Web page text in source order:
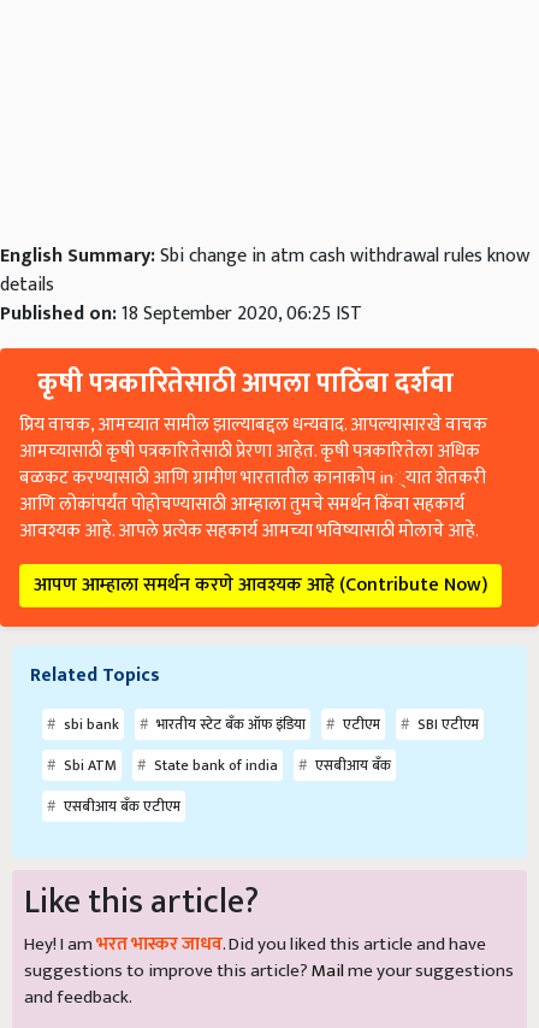
English Summary:Sbi change in atm cash withdrawal rules know
details
Published on:18 September 2020, 06:25 IST
कृषी पत्रकारितेसाठी आपला पाठिंबा दर्शवा
प्रिय वाचक, आमच्यात सामील झाल्याबद्दल धन्यवाद. आपल्यासारखे वाचक
आमच्यासाठी कृषी पत्रकारितेसाठी प्रेरणा आहेत. कृषी पत्रकारितेला अधिक
बळकट करण्यासाठी आणि ग्रामीण भारतातील कानाकोप in्यात शेतकरी
आणि लोकांपर्यंत पोहोचण्यासाठी आम्हाला तुमचे समर्थन किंवा सहकार्य
आवश्यक आहे. आपले प्रत्येक सहकार्य आमच्या भविष्यासाठी मोलाचे आहे.
आपण आम्हाला समर्थन करणे आवश्यक आहे (Contribute Now)
Related Topics
sbi bank भारतीय स्टेट बँक ऑफ इंडिया एटीएम
SBI एटीएम
Sbi ATM
State bank of india
एसबीआय बँक
एसबीआय बँक एटीएम
Like this article?
Hey! I amभरत भास्कर जाधव. Did you liked this article and have
suggestions to improve this article?Mailme your suggestions
and feedback.